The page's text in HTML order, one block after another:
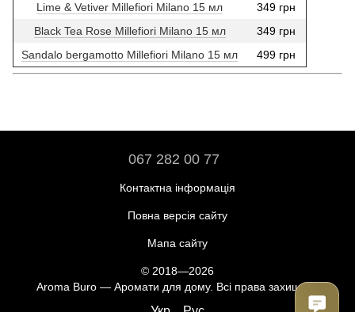
Lime & Vetiver Millefiori Milano 15 мл
349 грн
Black Tea Rose Millefiori Milano 15 мл
349 грн
Sandalo bergamotto Millefiori Milano 15 мл
499 грн
067 282 00 77
Контактна інформація
Повна версія сайту
Мапа сайту
© 2018—2026
Aroma Buro — Аромати для дому. Всі права захищені.